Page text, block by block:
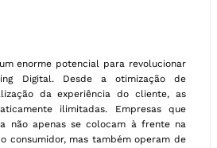
enorme potencial para revolucionar
Digital. Desde a otimização de
da experiência do cliente, as
ilimitadas. Empresas que
não apenas se colocam à frente na
consumidor, mas também operam de